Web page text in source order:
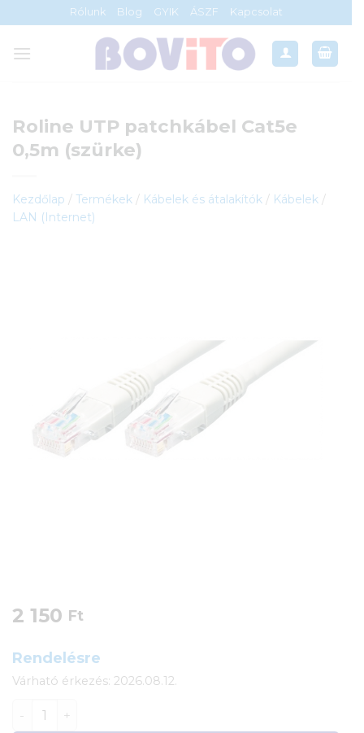
to
content
Rólunk Blog GYIK ÁSZF Kapcsolat
Roline UTP patchkábel Cat5e
0,5m (szürke)
Kezdőlap / Termékek / Kábelek és átalakítók / Kábelek /
LAN (Internet)
2 150 Ft
Rendelésre
Várható érkezés: 2026.08.12.
Roline UTP patchkábel Cat5e 0,5m (szürke) mennyiség